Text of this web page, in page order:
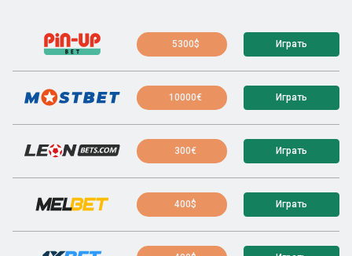
5300$ Играть
10000€ Играть
300€ Играть
400$ Играть